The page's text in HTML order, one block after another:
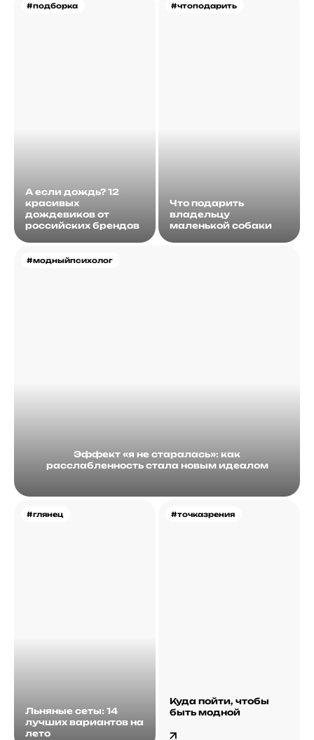
#подборка
А если дождь? 12
красивых
дождевиков от
российских брендов
#модныйпсихолог
Эффект «я не старалась»: как
расслабленность стала новым идеалом
#чтоподарить
Что подарить
владельцу
маленькой собаки
#глянец
Льняные сеты: 14
лучших вариантов на
лето
#точказрения
Куда пойти, чтобы
быть модной